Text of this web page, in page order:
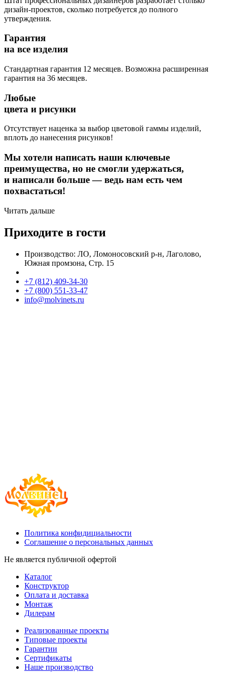
дизайн-проектов, сколько потребуется до полного
утверждения.
Гарантия
на все изделия
Стандартная гарантия 12 месяцев. Возможна расширенная
гарантия на 36 месяцев.
Любые
цвета и рисунки
Отсутствует наценка за выбор цветовой гаммы изделий,
вплоть до нанесения рисунков!
Мы хотели написать наши ключевые
преимущества, но не смогли удержаться,
и написали больше — ведь нам есть чем
похвастаться!
Читать дальше
Приходите в гости
Производство: ЛО, Ломоносовский р-н, Лаголово,
Южная промзона, Стр. 15
+7 (812) 409-34-30
+7 (800) 551-33-47
info@molvinets.ru
Политика конфидициальности
Соглашение о персональных данных
Не является публичной офертой
Каталог
Конструктор
Оплата и доставка
Монтаж
Дилерам
Реализованные проекты
Типовые проекты
Гарантии
Сертификаты
Наше производство